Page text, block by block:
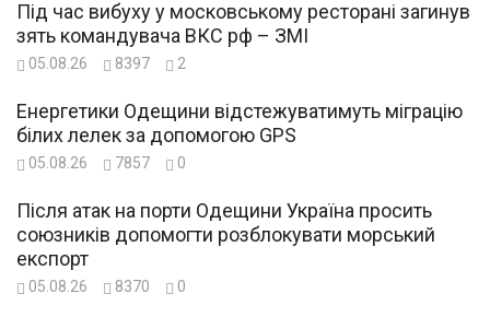
Під час вибуху у московському ресторані загинув
зять командувача ВКС рф – ЗМІ
05.08.26 8397 2
Енергетики Одещини відстежуватимуть міграцію
білих лелек за допомогою GPS
05.08.26 7857 0
Після атак на порти Одещини Україна просить
союзників допомогти розблокувати морський
експорт
05.08.26 8370 0